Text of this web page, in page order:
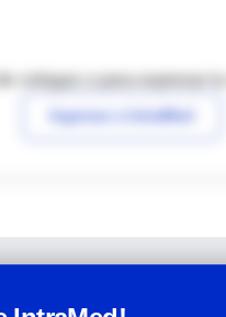
colegas o para expresar
Ingresar a IntraMed